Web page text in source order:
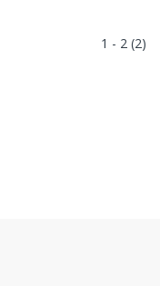
1 - 2 (2)